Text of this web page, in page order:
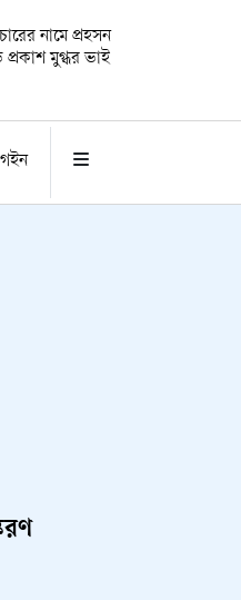
নামে প্রহসন
মুগ্ধর ভাই